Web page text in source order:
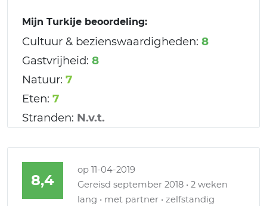
Mijn Turkije beoordeling:
Cultuur & bezienswaardigheden: 8
Gastvrijheid: 8
Natuur: 7
Eten: 7
Stranden: N.v.t.
8,4
op 11-04-2019
Gereisd september 2018 • 2 weken
lang • met partner • zelfstandig